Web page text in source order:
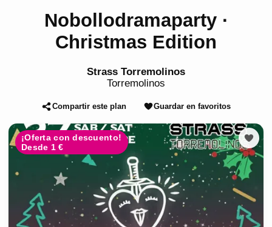
Nobollodramaparty ·
Christmas Edition
Strass Torremolinos
Torremolinos
Compartir este plan Guardar en favoritos
¡Oferta con descuento!
Desde 1 €